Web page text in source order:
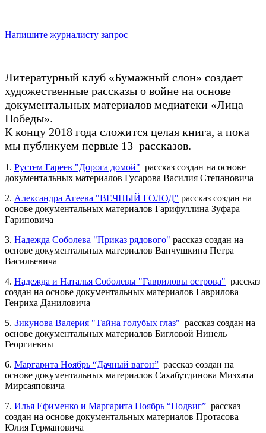
Напишите журналисту запрос
Литературный клуб «Бумажный слон» создает
художественные рассказы о войне на основе
документальных материалов медиатеки «Лица
Победы».
К концу 2018 года сложится целая книга, а пока
мы публикуем первые 13 рассказов.
1. Рустем Гареев "Дорога домой" рассказ создан на основе
документальных материалов Гусарова Василия Степановича
2. Александра Агеева "ВЕЧНЫЙ ГОЛОД" рассказ создан на
основе документальных материалов Гарифуллина Зуфара
Гариповича
3. Надежда Соболева "Приказ рядового" рассказ создан на
основе документальных материалов Ванчушкина Петра
Васильевича
4. Надежда и Наталья Соболевы "Гавриловы острова" рассказ
создан на основе документальных материалов Гаврилова
Генриха Даниловича
5. Зикунова Валерия "Тайна голубых глаз" рассказ создан на
основе документальных материалов Бигловой Нинель
Георгиевны
6. Маргарита Ноябрь “Дачный вагон” рассказ создан на
основе документальных материалов Сахабутдинова Мизхата
Мирсаяповича
7. Илья Ефименко и Маргарита Ноябрь “Подвиг” рассказ
создан на основе документальных материалов Протасова
Юлия Германовича